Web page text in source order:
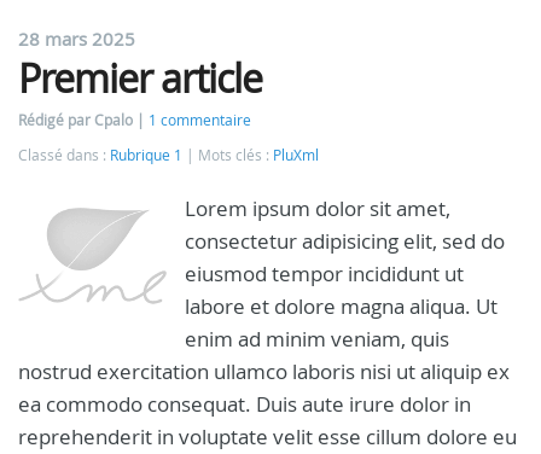
28 mars 2025
Premier article
Rédigé par Cpalo
1 commentaire
Classé dans : Rubrique 1 Mots clés : PluXml
Lorem ipsum dolor sit amet,
consectetur adipisicing elit, sed do
eiusmod tempor incididunt ut
labore et dolore magna aliqua. Ut
enim ad minim veniam, quis
nostrud exercitation ullamco laboris nisi ut aliquip ex
ea commodo consequat. Duis aute irure dolor in
reprehenderit in voluptate velit esse cillum dolore eu